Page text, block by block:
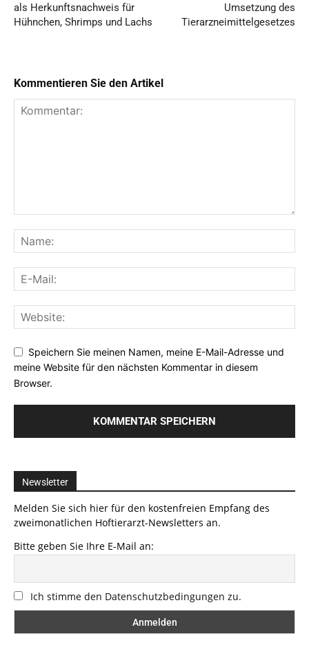
als Herkunftsnachweis für
Hühnchen, Shrimps und Lachs
Umsetzung des
Tierarzneimittelgesetzes
Kommentieren Sie den Artikel
Speichern Sie meinen Namen, meine E-Mail-Adresse und
meine Website für den nächsten Kommentar in diesem
Browser.
Newsletter
Melden Sie sich hier für den kostenfreien Empfang des
zweimonatlichen Hoftierarzt-Newsletters an.
Bitte geben Sie Ihre E-Mail an:
Ich stimme den Datenschutzbedingungen zu.